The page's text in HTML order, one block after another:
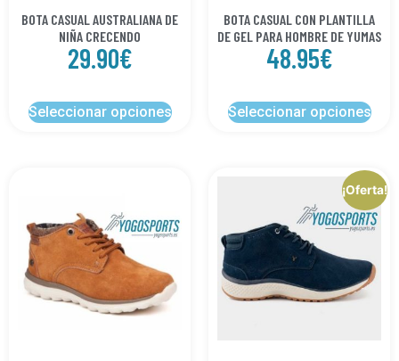
BOTA CASUAL AUSTRALIANA DE
NIÑA CRECENDO
29.90€
Seleccionar opciones
BOTA CASUAL CON PLANTILLA
DE GEL PARA HOMBRE DE YUMAS
48.95€
Seleccionar opciones
¡Oferta!